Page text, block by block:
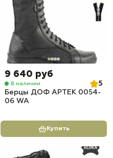
9 640 руб
В наличии
5
Берцы ДОФ АРТЕК 0054-
06 WA
Купить